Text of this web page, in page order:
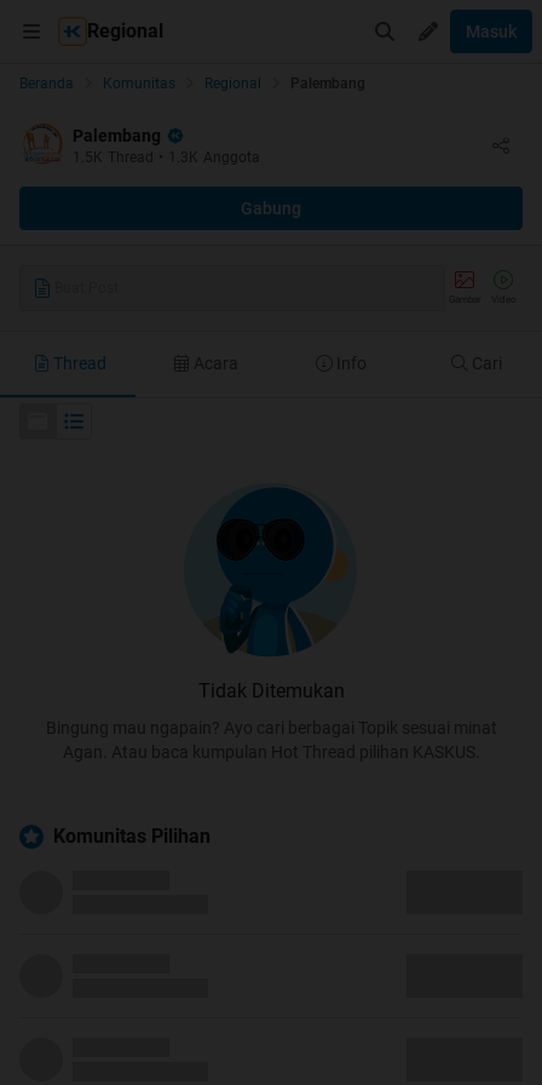
Regional Masuk
Beranda Komunitas Regional Palembang
Palembang
1.5K Thread • 1.3K Anggota
Gabung
Thread Acara Info Cari
Tidak Ditemukan
Bingung mau ngapain? Ayo cari berbagai Topik sesuai minat
Agan. Atau baca kumpulan Hot Thread pilihan KASKUS.
Komunitas Pilihan